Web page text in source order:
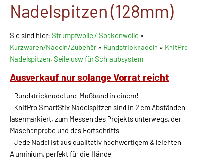
Nadelspitzen (128mm)
Sie sind hier: Strumpfwolle / Sockenwolle »
Kurzwaren/Nadeln/Zubehör» Rundstricknadeln » KnitPro
Nadelspitzen, Seile usw für Schraubsystem
Ausverkauf nur solange Vorrat reicht
- Rundstricknadel und Maßband in einem!
- KnitPro SmartStix Nadelspitzen sind in 2 cm Abständen
lasermarkiert, zum Messen des Projekts unterwegs, der
Maschenprobe und des Fortschritts
- Jede Nadel ist aus qualitativ hochwertigem & leichten
Aluminium, perfekt für die Hände